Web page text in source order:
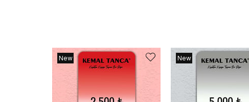
New
New